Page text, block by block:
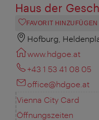
Haus der
FAVORIT HINZUFÜGEN
Hofburg,
www.hdgoe.at
+43 1 53 41 08 05
office@hdgoe.at
Vienna City Card
Öffnungszeiten